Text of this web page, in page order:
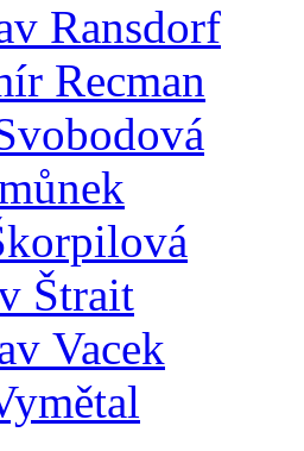
Ransdorf
Recman
Štrait
Vacek